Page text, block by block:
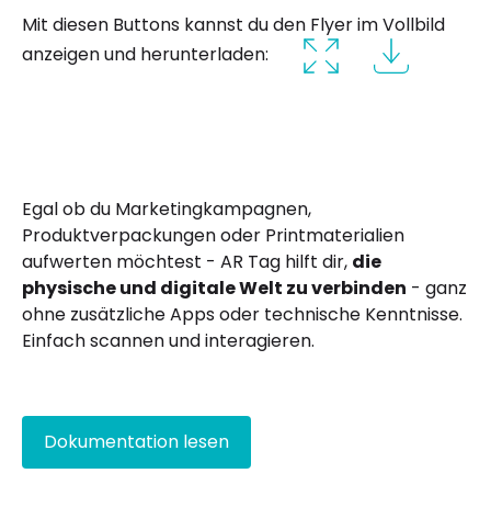
Mit diesen Buttons kannst du den Flyer im Vollbild
anzeigen und herunterladen:
Egal ob du Marketingkampagnen,
Produktverpackungen oder Printmaterialien
aufwerten möchtest - AR Tag hilft dir, die
physische und digitale Welt zu verbinden - ganz
ohne zusätzliche Apps oder technische Kenntnisse.
Einfach scannen und interagieren.
Dokumentation lesen